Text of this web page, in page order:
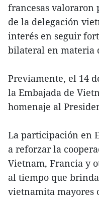
francesas valoraron
de la delegación
interés en seguir
bilateral en materia
Previamente, el 14
la Embajada de
homenaje al
La participación en
a reforzar la
Vietnam, Francia y
al tiempo que
vietnamita mayores